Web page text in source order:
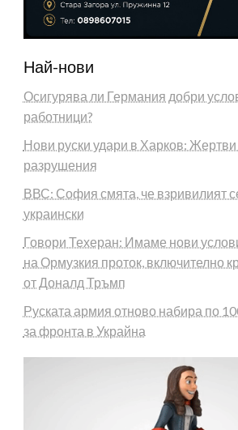
Най-нови
Осигурява ли Германия добри
работници?
Нови руски удари в Харков: Жертви
разрушения
ВВС: София смята, че взривилият
украински
Говори Техеран: Имаме нови
на Ормузкия проток, включително
от Доналд Тръмп
Руската армия отново набира по
за фронта в Украйна